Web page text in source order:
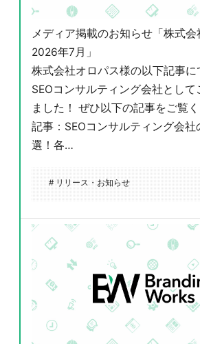
メディア掲載のお知らせ「株式会
2026年7月」
株式会社オロパス様の以下記事
SEOコンサルティング会社として
ました！ ぜひ以下の記事をご覧
記事：SEOコンサルティング会
選！各…
# リリース・お知らせ